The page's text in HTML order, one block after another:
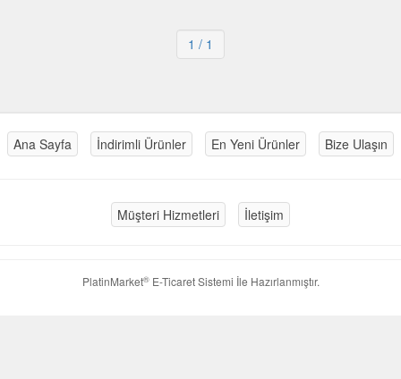
1 / 1
Ana Sayfa İndirimli Ürünler En Yeni Ürünler Bize Ulaşın
Müşteri Hizmetleri İletişim
PlatinMarket®E-Ticaret Sistemi İle Hazırlanmıştır.